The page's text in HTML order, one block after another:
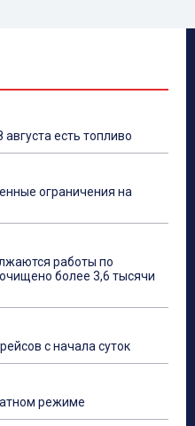
есть топливо
ограничения на
работы по
более 3,6 тысячи
с начала суток
режиме